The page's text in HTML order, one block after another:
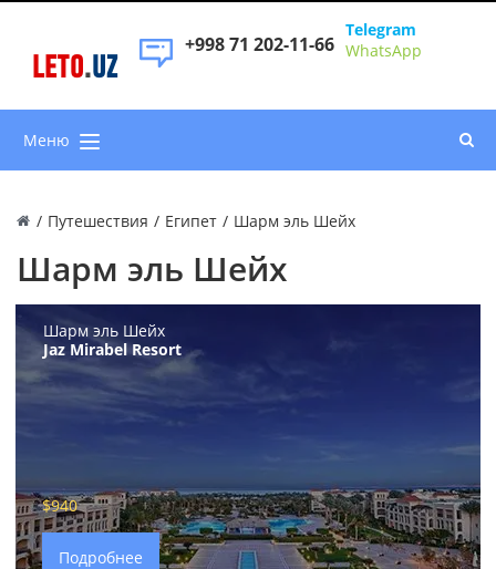
LETO.UZ
+998 71 202-11-66
Telegram
WhatsApp
Меню
/ Путешествия / Египет / Шарм эль Шейх
Шарм эль Шейх
Шарм эль Шейх
Jaz Mirabel Resort
$940
Подробнее